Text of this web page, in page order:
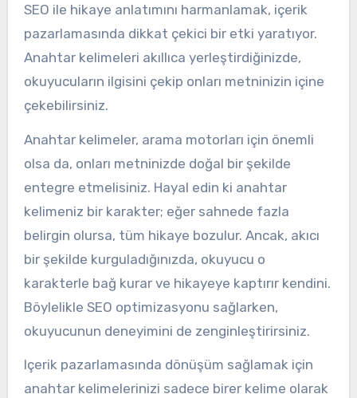
SEO ile hikaye anlatımını harmanlamak, içerik
pazarlamasında dikkat çekici bir etki yaratıyor.
Anahtar kelimeleri akıllıca yerleştirdiğinizde,
okuyucuların ilgisini çekip onları metninizin içine
çekebilirsiniz.
Anahtar kelimeler, arama motorları için önemli
olsa da, onları metninizde doğal bir şekilde
entegre etmelisiniz. Hayal edin ki anahtar
kelimeniz bir karakter; eğer sahnede fazla
belirgin olursa, tüm hikaye bozulur. Ancak, akıcı
bir şekilde kurguladığınızda, okuyucu o
karakterle bağ kurar ve hikayeye kaptırır kendini.
Böylelikle SEO optimizasyonu sağlarken,
okuyucunun deneyimini de zenginleştirirsiniz.
Içerik pazarlamasında dönüşüm sağlamak için
anahtar kelimelerinizi sadece birer kelime olarak